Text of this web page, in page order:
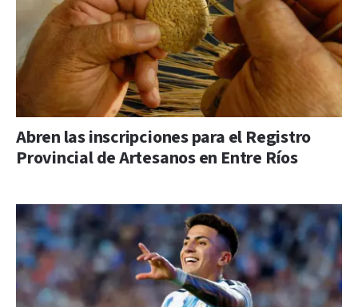
Abren las inscripciones para el Registro
Provincial de Artesanos en Entre Ríos